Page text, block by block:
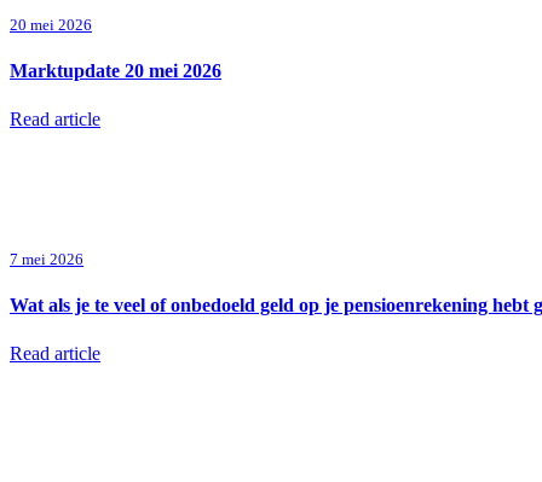
20 mei 2026
Marktupdate 20 mei 2026
Read article
7 mei 2026
Wat als je te veel of onbedoeld geld op je pensioenrekening hebt
Read article